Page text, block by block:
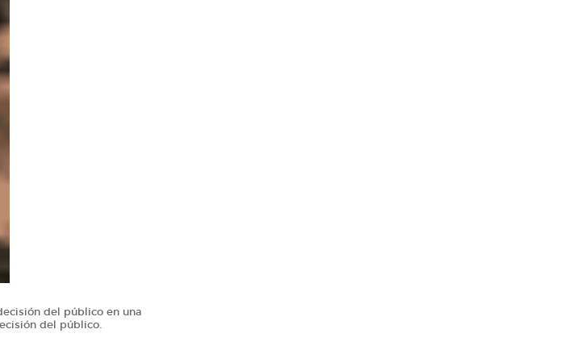
del público en una
del público.